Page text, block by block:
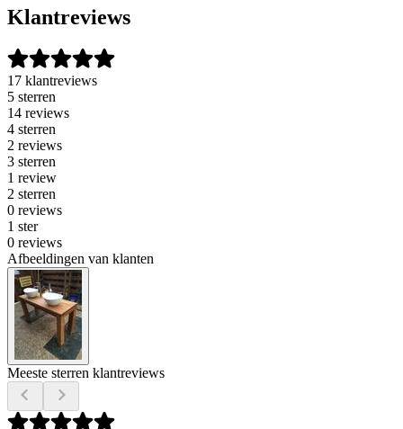
Klantreviews
17 klantreviews
5 sterren
14 reviews
4 sterren
2 reviews
3 sterren
1 review
2 sterren
0 reviews
1 ster
0 reviews
Afbeeldingen van klanten
Meeste sterren klantreviews